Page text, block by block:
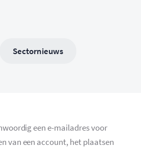
Sectornieuws
een e-mailadres voor
van een account, het plaatsen